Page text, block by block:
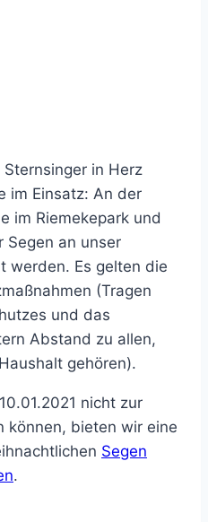
in Herz
im Einsatz: An der
im Riemekepark und
Segen an unser
werden. Es gelten die
(Tragen
und das
Abstand zu allen,
gehören).
nicht zur
können, bieten wir eine
Segen
.